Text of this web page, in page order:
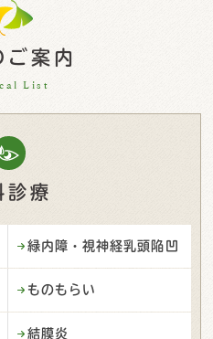
ご案内
List
診療
緑内障・視神経乳頭陥凹
ものもらい
結膜炎